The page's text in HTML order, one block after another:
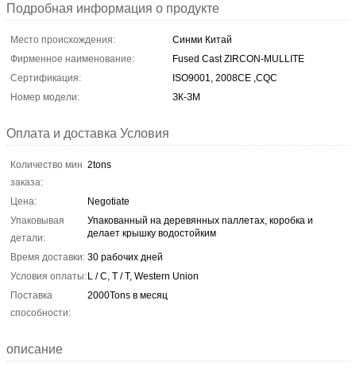
Подробная информация о продукте
Место происхождения:
Синми Китай
Фирменное наименование:
Fused Cast ZIRCON-MULLITE
Сертификация:
ISO9001, 2008CE ,CQC
Номер модели:
ЗК-ЗМ
Оплата и доставка Условия
Количество мин
заказа:
2tons
Цена:
Negotiate
Упаковывая
детали:
Упакованный на деревянных паллетах, коробка и
делает крышку водостойким
Время доставки: 30 рабочих дней
Условия оплаты:L / C, T / T, Western Union
Поставка
способности:
2000Tons в месяц
описание